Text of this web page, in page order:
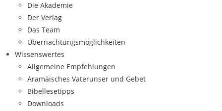
Die Akademie
Der Verlag
Das Team
Übernachtungsmöglichkeiten
Wissenswertes
Allgemeine Empfehlungen
Aramäisches Vaterunser und Gebet
Bibellesetipps
Downloads